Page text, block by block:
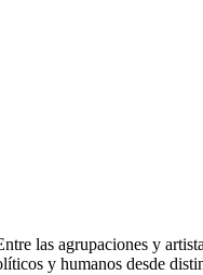
las agrupaciones y
y humanos desde